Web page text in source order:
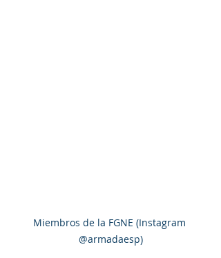
Miembros de la FGNE (Instagram
@armadaesp)